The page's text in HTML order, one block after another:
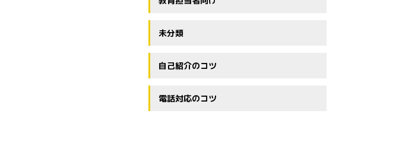
未分類
自己紹介のコツ
電話対応のコツ